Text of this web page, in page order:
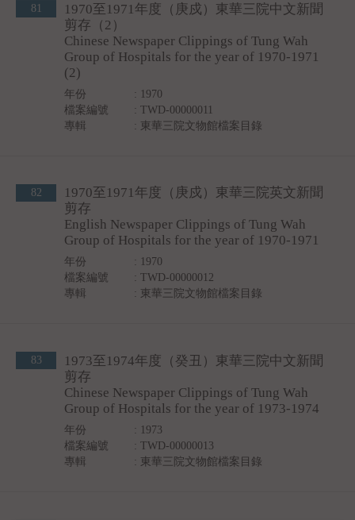
81
1970至1971年度（庚戍）東華三院中文新聞
剪存（2）
Chinese Newspaper Clippings of Tung Wah
Group of Hospitals for the year of 1970-1971
(2)
年份
: 1970
檔案編號
: TWD-00000011
專輯
: 東華三院文物館檔案目錄
82
1970至1971年度（庚戍）東華三院英文新聞
剪存
English Newspaper Clippings of Tung Wah
Group of Hospitals for the year of 1970-1971
年份
: 1970
檔案編號
: TWD-00000012
專輯
: 東華三院文物館檔案目錄
83
1973至1974年度（癸丑）東華三院中文新聞
剪存
Chinese Newspaper Clippings of Tung Wah
Group of Hospitals for the year of 1973-1974
年份
: 1973
檔案編號
: TWD-00000013
專輯
: 東華三院文物館檔案目錄